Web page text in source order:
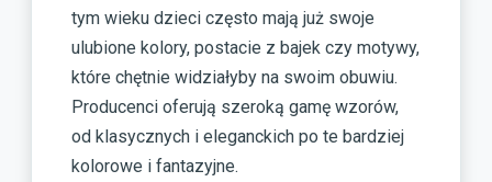
tym wieku dzieci często mają już swoje
ulubione kolory, postacie z bajek czy motywy,
które chętnie widziałyby na swoim obuwiu.
Producenci oferują szeroką gamę wzorów,
od klasycznych i eleganckich po te bardziej
kolorowe i fantazyjne.